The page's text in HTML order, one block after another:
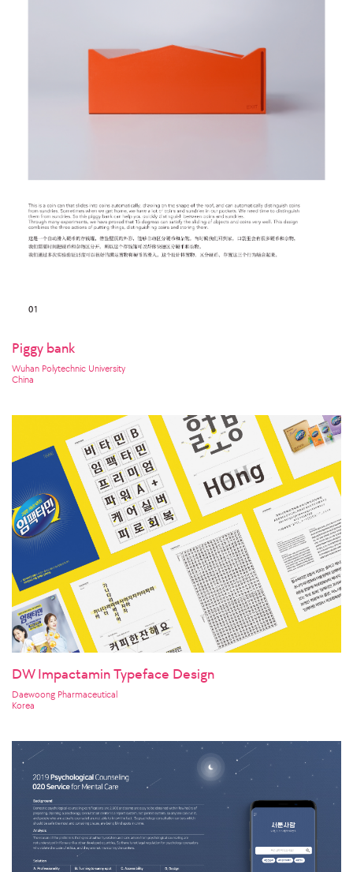
Piggy bank
Wuhan Polytechnic University
China
DW Impactamin Typeface Design
Daewoong Pharmaceutical
Korea